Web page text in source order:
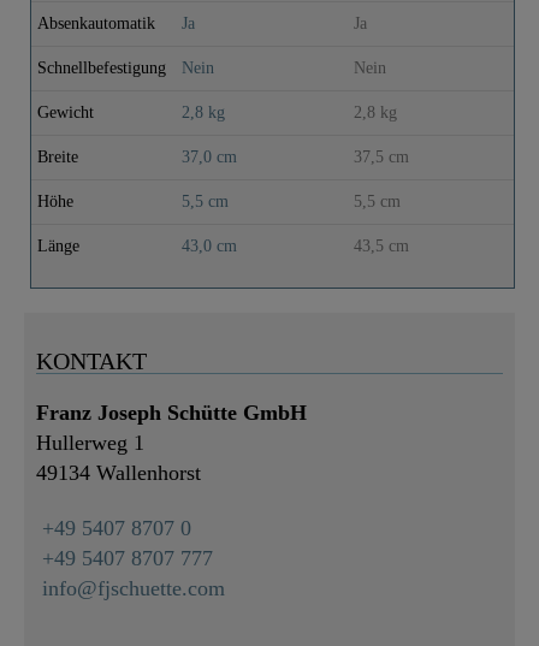
Absenkautomatik Ja Ja
Schnellbefestigung Nein Nein
Gewicht 2,8 kg 2,8 kg
Breite 37,0 cm 37,5 cm
Höhe 5,5 cm 5,5 cm
Länge 43,0 cm 43,5 cm
KONTAKT
Franz Joseph Schütte GmbH
Hullerweg 1
49134 Wallenhorst
+49 5407 8707 0
+49 5407 8707 777
info@fjschuette.com